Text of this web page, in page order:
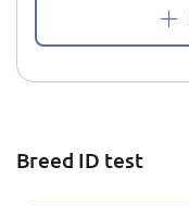
Breed ID test